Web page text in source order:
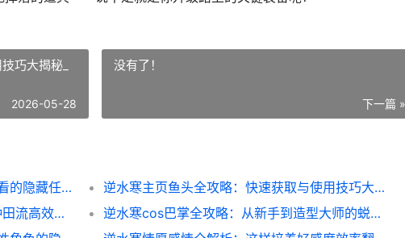
巧大揭秘_
2026-05-28
没有了！
下一篇 »
逆水寒妃子下跪玩法全解析：新手必看的隐藏任务攻略
逆水寒主页鱼头全攻略：快速获取与使用技巧大揭秘_
逆水寒施肥技巧大揭秘_新手必看的种田流高效玩法
逆水寒cos巴掌全攻略：从新手到造型大师的蜕变之路